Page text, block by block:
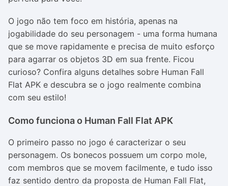
O jogo não tem foco em história, apenas na
jogabilidade do seu personagem - uma forma humana
que se move rapidamente e precisa de muito esforço
para agarrar os objetos 3D em sua frente. Ficou
curioso? Confira alguns detalhes sobre Human Fall
Flat APK e descubra se o jogo realmente combina
com seu estilo!
Como funciona o Human Fall Flat APK
O primeiro passo no jogo é caracterizar o seu
personagem. Os bonecos possuem um corpo mole,
com membros que se movem facilmente, e tudo isso
faz sentido dentro da proposta de Human Fall Flat,